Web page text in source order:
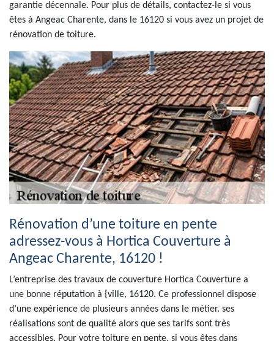
garantie décennale. Pour plus de détails, contactez-le si vous
êtes à Angeac Charente, dans le 16120 si vous avez un projet de
rénovation de toiture.
Rénovation d’une toiture en pente
adressez-vous à Hortica Couverture à
Angeac Charente, 16120 !
L’entreprise des travaux de couverture Hortica Couverture a
une bonne réputation à {ville, 16120. Ce professionnel dispose
d’une expérience de plusieurs années dans le métier. ses
réalisations sont de qualité alors que ses tarifs sont très
accessibles. Pour votre toiture en pente, si vous êtes dans